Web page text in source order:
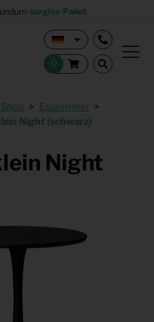
sorglos-Paket
Shop
Esszimmer
Night (schwarz)
Night